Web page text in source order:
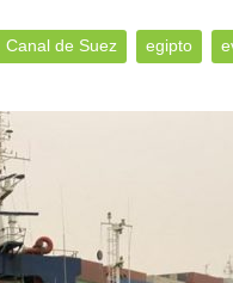
Canal de Suez egipto